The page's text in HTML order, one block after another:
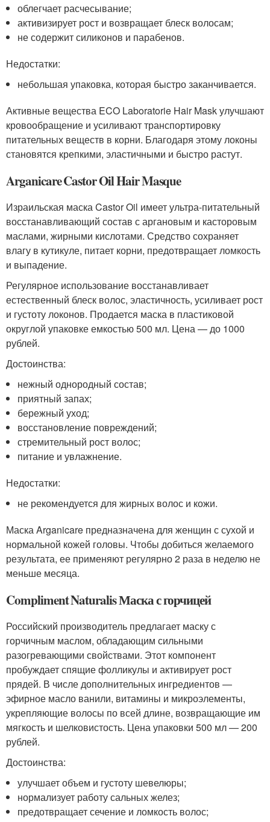
облегчает расчесывание;
активизирует рост и возвращает блеск волосам;
не содержит силиконов и парабенов.
Недостатки:
небольшая упаковка, которая быстро заканчивается.
Активные вещества ECO Laboratorie Hair Mask улучшают
кровообращение и усиливают транспортировку
питательных веществ в корни. Благодаря этому локоны
становятся крепкими, эластичными и быстро растут.
Arganicare Castor Oil Hair Masque
Израильская маска Castor Oil имеет ультра-питательный
восстанавливающий состав с аргановым и касторовым
маслами, жирными кислотами. Средство сохраняет
влагу в кутикуле, питает корни, предотвращает ломкость
и выпадение.
Регулярное использование восстанавливает
естественный блеск волос, эластичность, усиливает рост
и густоту локонов. Продается маска в пластиковой
округлой упаковке емкостью 500 мл. Цена — до 1000
рублей.
Достоинства:
нежный однородный состав;
приятный запах;
бережный уход;
восстановление повреждений;
стремительный рост волос;
питание и увлажнение.
Недостатки:
не рекомендуется для жирных волос и кожи.
Маска Arganicare предназначена для женщин с сухой и
нормальной кожей головы. Чтобы добиться желаемого
результата, ее применяют регулярно 2 раза в неделю не
меньше месяца.
Compliment Naturalis Маска с горчицей
Российский производитель предлагает маску с
горчичным маслом, обладающим сильными
разогревающими свойствами. Этот компонент
пробуждает спящие фолликулы и активирует рост
прядей. В числе дополнительных ингредиентов —
эфирное масло ванили, витамины и микроэлементы,
укрепляющие волосы по всей длине, возвращающие им
мягкость и шелковистость. Цена упаковки 500 мл — 200
рублей.
Достоинства:
улучшает объем и густоту шевелюры;
нормализует работу сальных желез;
предотвращает сечение и ломкость волос;